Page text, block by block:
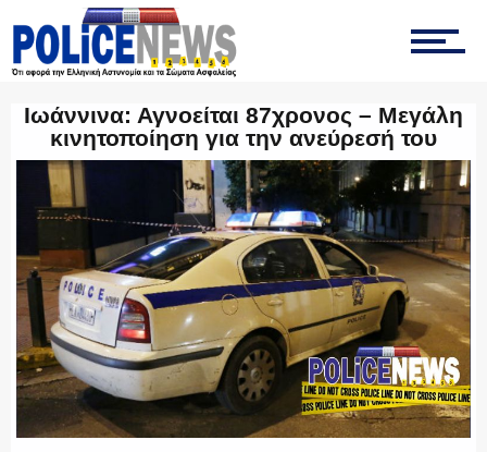
ΤΡΟΧΑΙΑ
ΟΠΚΕ
ΟΜΑΔΑ “Ζ”
ΕΚΑΜ
Ιωάννινα: Αγνοείται 87χρονος – Μεγάλη
κινητοποίηση για την ανεύρεσή του